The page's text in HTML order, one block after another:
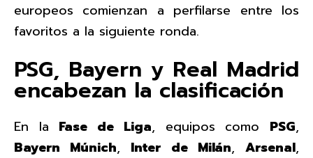
europeos comienzan a perfilarse entre los
favoritos a la siguiente ronda.
PSG, Bayern y Real Madrid
encabezan la clasificación
En la Fase de Liga, equipos como PSG,
Bayern Múnich, Inter de Milán,Arsenal,